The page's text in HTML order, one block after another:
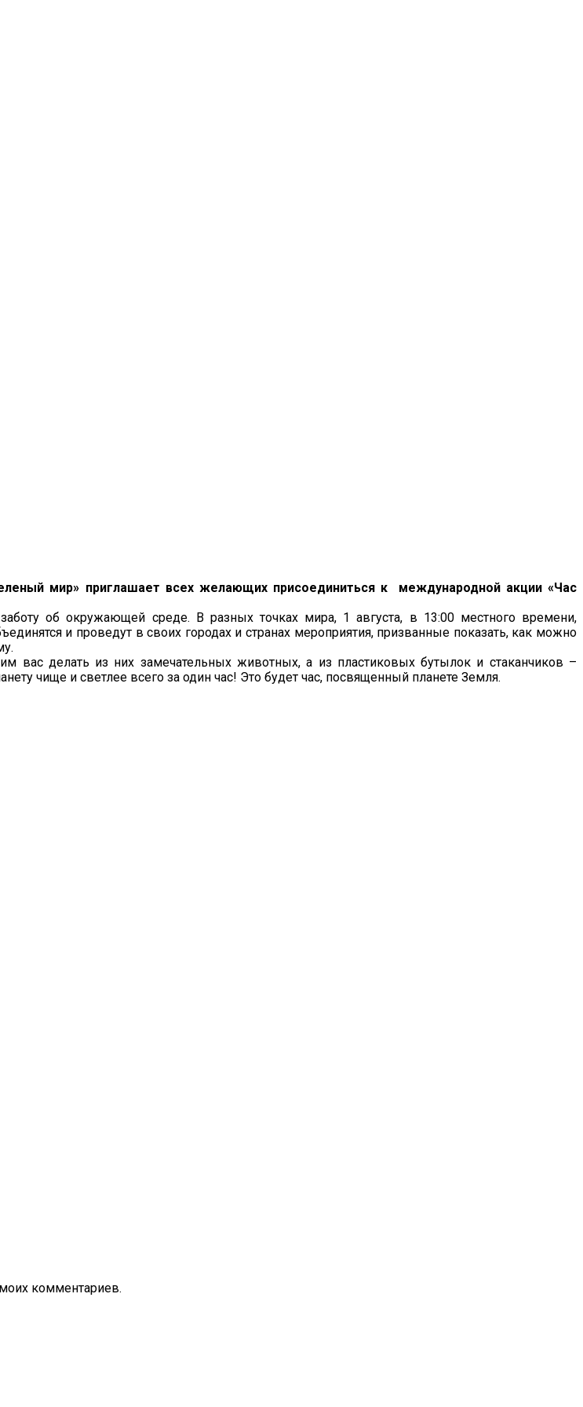
мир» приглашает всех желающих присоединиться к международной акции «Час
об окружающей среде. В разных точках мира, 1 августа, в 13:00 местного времени,
и проведут в своих городах и странах мероприятия, призванные показать, как можно
вас делать из них замечательных животных, а из пластиковых бутылок и стаканчиков –
чище и светлее всего за один час! Это будет час, посвященный планете Земля.
комментариев.